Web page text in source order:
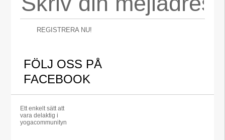
REGISTRERA NU!
FÖLJ OSS PÅ
FACEBOOK
Ett enkelt sätt att
vara delaktig i
yogacommunityn